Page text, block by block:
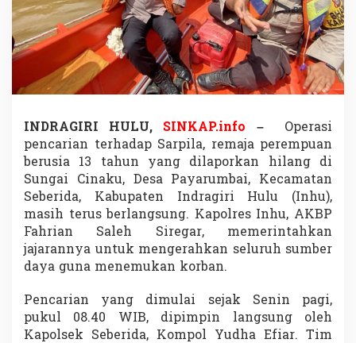
g
d
i
S
u
n
g
i
C
i
a
k
u
,
P
e
n
a
r
i
a
INDRAGIRI HULU, SINKAP.info –
Operasi
pencarian terhadap Sarpila, remaja perempuan
berusia 13 tahun yang dilaporkan hilang di
Sungai Cinaku, Desa Payarumbai, Kecamatan
Seberida, Kabupaten Indragiri Hulu (Inhu),
masih terus berlangsung. Kapolres Inhu, AKBP
Fahrian Saleh Siregar, memerintahkan
jajarannya untuk mengerahkan seluruh sumber
daya guna menemukan korban.
Pencarian yang dimulai sejak Senin pagi,
pukul 08.40 WIB, dipimpin langsung oleh
Kapolsek Seberida, Kompol Yudha Efiar. Tim